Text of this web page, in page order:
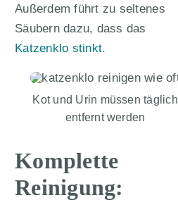
Außerdem führt zu seltenes
Säubern dazu, dass das
Katzenklo stinkt.
Kot und Urin müssen täglich
entfernt werden
Komplette
Reinigung: